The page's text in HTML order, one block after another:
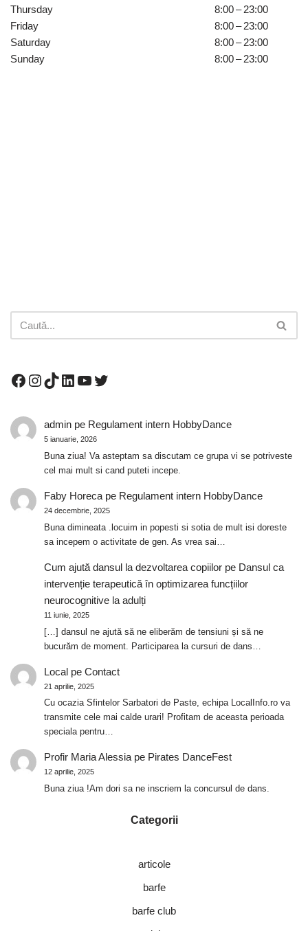
Thursday
8:00 – 23:00
Friday
8:00 – 23:00
Saturday
8:00 – 23:00
Sunday
8:00 – 23:00
adminpe Regulament intern HobbyDance
5 ianuarie, 2026
Buna ziua! Va asteptam sa discutam ce grupa vi se potriveste
cel mai mult si cand puteti incepe.
Faby Horecape Regulament intern HobbyDance
24 decembrie, 2025
Buna dimineata .locuim in popesti si sotia de mult isi doreste
sa incepem o activitate de gen. As vrea sai…
Cum ajută dansul la dezvoltarea copiilorpe Dansul ca
intervenție terapeutică în optimizarea funcțiilor
neurocognitive la adulți
11 iunie, 2025
[…] dansul ne ajută să ne eliberăm de tensiuni și să ne
bucurăm de moment. Participarea la cursuri de dans…
Localpe Contact
21 aprilie, 2025
Cu ocazia Sfintelor Sarbatori de Paste, echipa LocalInfo.ro va
transmite cele mai calde urari! Profitam de aceasta perioada
speciala pentru…
Profir Maria Alessiape Pirates DanceFest
12 aprilie, 2025
Buna ziua !Am dori sa ne inscriem la concursul de dans.
Categorii
articole
barfe
barfe club